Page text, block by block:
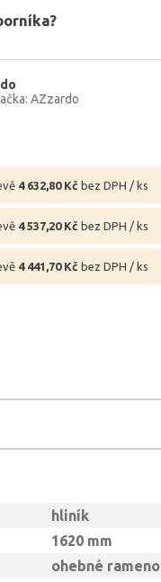
AZzardo
4 632,80 Kč bez DPH / ks
4 537,20 Kč bez DPH / ks
4 441,70 Kč bez DPH / ks
hliník
1620 mm
ohebné rameno